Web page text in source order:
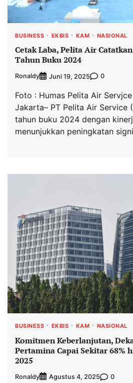
BUSINESS EKBIS KAM NASIONAL
Cetak Laba, Pelita Air
Tahun Buku 2024
Ronaldy Juni 19, 2025 0
Foto : Humas Pelita Air Servjce
Jakarta– PT Pelita Air Service
tahun buku 2024 dengan
menunjukkan peningkatan
BUSINESS EKBIS KAM NASIONAL
Komitmen Keberlanjutan,
Pertamina Capai Sekitar 68%
2025
Ronaldy Agustus 4, 2025 0